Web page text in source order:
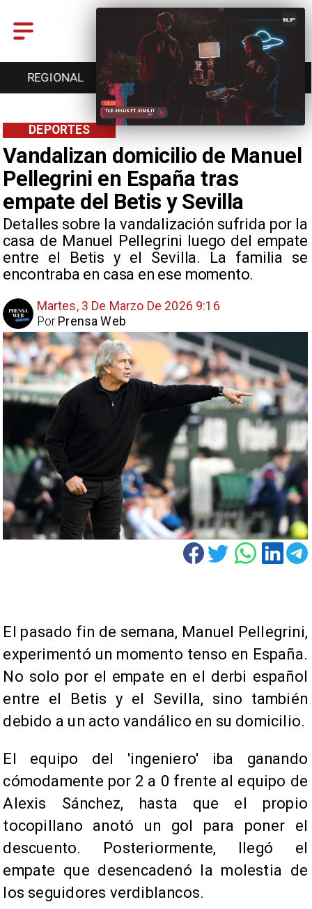
REGIONAL ENTRETENCIÓN DEPORTES
Vandalizan domicilio de Manuel
Pellegrini en España tras
empate del Betis y Sevilla
Detalles sobre la vandalización sufrida por la
casa de Manuel Pellegrini luego del empate
entre el Betis y el Sevilla. La familia se
encontraba en casa en ese momento.
DEPORTES
Martes, 3 De Marzo De 2026 9:16
Prensa Web
Por
El pasado fin de semana, Manuel Pellegrini,
experimentó un momento tenso en España.
No solo por el empate en el derbi español
entre el Betis y el Sevilla, sino también
debido a un acto vandálico en su domicilio.
El equipo del 'ingeniero' iba ganando
cómodamente por 2 a 0 frente al equipo de
Alexis Sánchez, hasta que el propio
tocopillano anotó un gol para poner el
descuento. Posteriormente, llegó el
empate que desencadenó la molestia de
los seguidores verdiblancos.